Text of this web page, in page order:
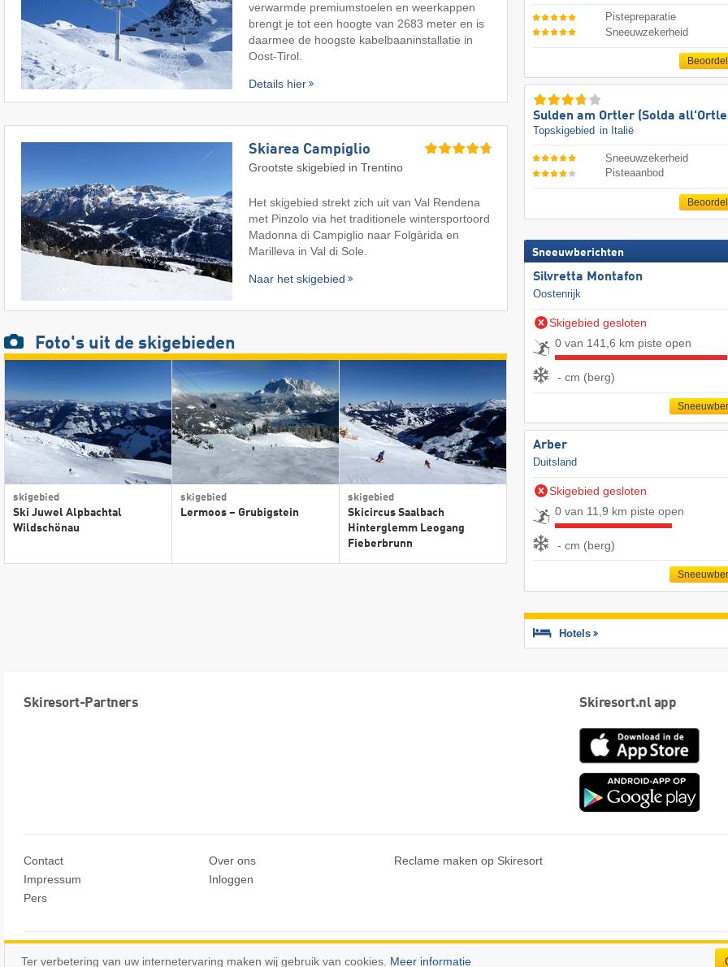
verwarmde premiumstoelen en weerkappen
brengt je tot een hoogte van 2683 meter en is
daarmee de hoogste kabelbaaninstallatie in
Oost-Tirol.
Details hier
Skiarea Campiglio
Grootste skigebied in Trentino
Het skigebied strekt zich uit van Val Rendena
met Pinzolo via het traditionele wintersportoord
Madonna di Campiglio naar Folgàrida en
Marilleva in Val di Sole.
Naar het skigebied
Foto's uit de skigebieden
skigebied
Ski Juwel Alpbachtal
Wildschönau
skigebied
Lermoos – Grubigstein
skigebied
Skicircus Saalbach
Hinterglemm Leogang
Fieberbrunn
Pistepreparatie
Sneeuwzekerheid
Sulden am Ortler (Solda
Topskigebied in Italië
Sneeuwzekerheid
Pisteaanbod
Sneeuwberichten
Silvretta Montafon
Oostenrijk
Skigebied gesloten
0 van 141,6 km piste open
- cm (berg)
Arber
Duitsland
Skigebied gesloten
0 van 11,9 km piste open
- cm (berg)
Hotels
Skiresort-Partners Skiresort.nl app
App
Contact
Impressum
Pers
Over ons
Inloggen
Reclame maken op Skiresort
© Skiresort Service International GmbH. Alle rechten voorbehouden.
Ter verbetering van uw internetervaring maken wij gebruik van cookies. Meer informatie